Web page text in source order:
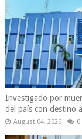
Investigado por
del país con destino
August 04, 2026 0